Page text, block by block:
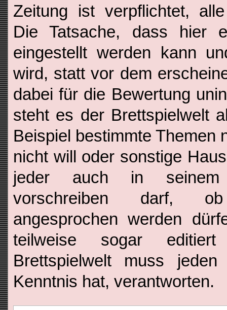
Zeitung ist verpflichtet,
Die Tatsache, dass hier
eingestellt werden kann
wird, statt vor dem
dabei für die Bewertung
steht es der Brettspielwelt
Beispiel bestimmte Themen
nicht will oder sonstige
jeder auch in seinem
vorschreiben darf,
angesprochen werden
teilweise sogar
Brettspielwelt muss
Kenntnis hat, verantworten.